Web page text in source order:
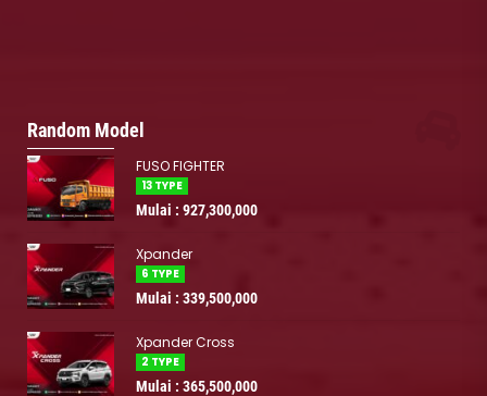
Random Model
FUSO FIGHTER
13 TYPE
Mulai : 927,300,000
Xpander
6 TYPE
Mulai : 339,500,000
Xpander Cross
2 TYPE
Mulai : 365,500,000